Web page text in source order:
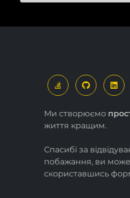
Ми створюємо
життя кращим.
Спасибі за
побажання, ви
скориставшись